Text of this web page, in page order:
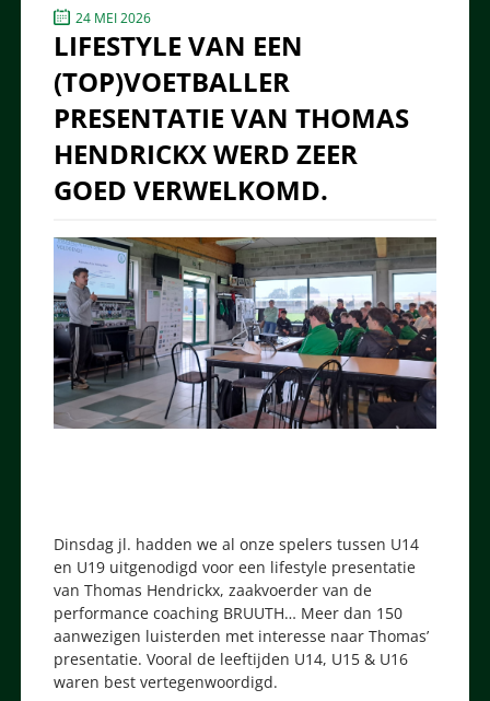
24 MEI 2026
LIFESTYLE VAN EEN
(TOP)VOETBALLER
PRESENTATIE VAN THOMAS
HENDRICKX WERD ZEER
GOED VERWELKOMD.
Dinsdag jl. hadden we al onze spelers tussen U14
en U19 uitgenodigd voor een lifestyle presentatie
van Thomas Hendrickx, zaakvoerder van de
performance coaching BRUUTH… Meer dan 150
aanwezigen luisterden met interesse naar Thomas’
presentatie. Vooral de leeftijden U14, U15 & U16
waren best vertegenwoordigd.